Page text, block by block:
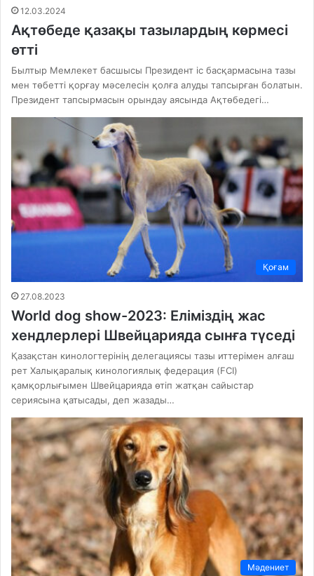
12.03.2024
Ақтөбеде қазақы тазылардың көрмесі
өтті
Былтыр Мемлекет басшысы Президент іс басқармасына тазы
мен төбетті қорғау мәселесін қолға алуды тапсырған болатын.
Президент тапсырмасын орындау аясында Ақтөбедегі…
Қоғам
27.08.2023
World dog show-2023: Еліміздің жас
хендлерлері Швейцарияда сынға түседі
Қазақстан кинологтерінің делегациясы тазы иттерімен алғаш
рет Халықаралық кинологиялық федерация (FCI)
қамқорлығымен Швейцарияда өтіп жатқан сайыстар
сериясына қатысады, деп жазады…
Мәдениет